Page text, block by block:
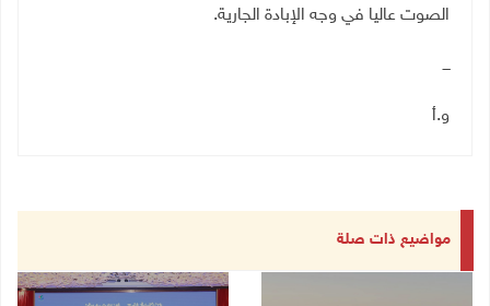
الصوت عاليا في وجه الإبادة الجارية.
ـــ
و.أ
مواضيع ذات صلة